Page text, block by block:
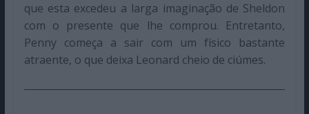
que esta excedeu a larga imaginação de Sheldon
com o presente que lhe comprou. Entretanto,
Penny começa a sair com um físico bastante
atraente, o que deixa Leonard cheio de ciúmes.